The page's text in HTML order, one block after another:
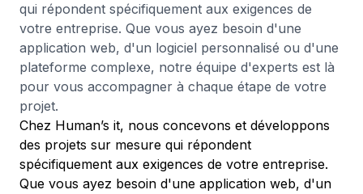
qui répondent spécifiquement aux exigences de
votre entreprise. Que vous ayez besoin d'une
application web, d'un logiciel personnalisé ou d'une
plateforme complexe, notre équipe d'experts est là
pour vous accompagner à chaque étape de votre
projet.
Chez Human’s it, nous concevons et développons
des projets sur mesure qui répondent
spécifiquement aux exigences de votre entreprise.
Que vous ayez besoin d'une application web, d'un